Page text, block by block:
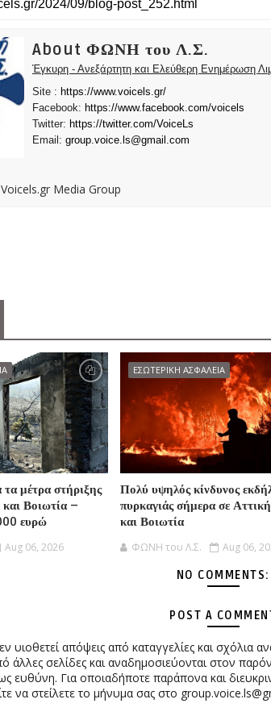
About ΦΩΝΗ του Λ.Σ.
Έγκυρη - Ανεξάρτητη και Ελεύθερη Ενημέρωση
Site : https://www.voicels.gr/
Facebook: https://www.facebook.com/voicels
Twitter: https://twitter.com/VoiceLs
Email: group.voice.ls@gmail.com
Media Group
μέτρα στήριξης
Βοιωτία –
ευρώ
Aug 06, 2026
ΕΣΩΤΕΡΙΚΗ ΑΣΦΑΛΕΙΑ
Πολύ υψηλός κίνδυνος
πυρκαγιάς σήμερα σε
και Βοιωτία
ΦΩΝΗ του Λ.Σ. Aug 06,
NO COMMENTS:
POST A
υιοθετεί απόψεις από καταγγελίες και σχόλια
άλλες σελίδες και αναδημοσιεύονται στον
ευθύνη. Για οποιαδήποτε παράπονα και
να στείλετε το μήνυμα σας στο